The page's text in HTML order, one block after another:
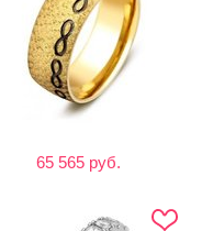
65 565 руб.